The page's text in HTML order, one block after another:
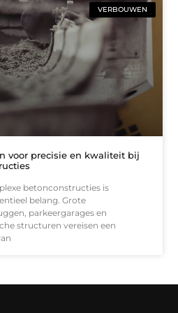
VERBOUWEN
voor precisie en kwaliteit bij
betonconstructies is
belang. Grote
parkeergarages en
structuren vereisen een